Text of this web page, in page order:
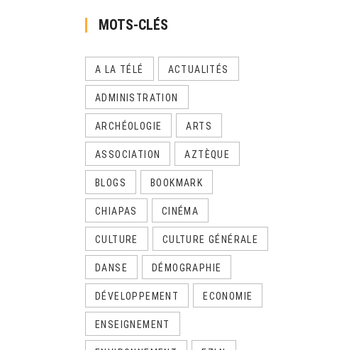
MOTS-CLÉS
A LA TÉLÉ ACTUALITÉS
ADMINISTRATION
ARCHÉOLOGIE ARTS
ASSOCIATION AZTÈQUE
BLOGS BOOKMARK
CHIAPAS CINÉMA
CULTURE CULTURE GÉNÉRALE
DANSE DÉMOGRAPHIE
DÉVELOPPEMENT ECONOMIE
ENSEIGNEMENT